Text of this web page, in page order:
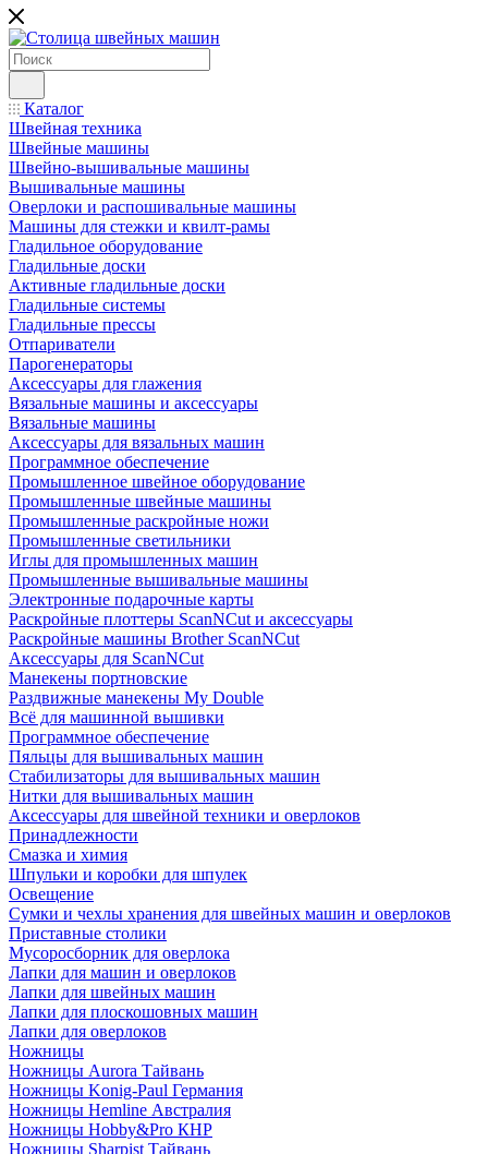
Каталог
Швейная техника
Швейные машины
Швейно-вышивальные машины
Вышивальные машины
Оверлоки и распошивальные машины
Машины для стежки и квилт-рамы
Гладильное оборудование
Гладильные доски
Активные гладильные доски
Гладильные системы
Гладильные прессы
Отпариватели
Парогенераторы
Аксессуары для глажения
Вязальные машины и аксессуары
Вязальные машины
Аксессуары для вязальных машин
Программное обеспечение
Промышленное швейное оборудование
Промышленные швейные машины
Промышленные раскройные ножи
Промышленные светильники
Иглы для промышленных машин
Промышленные вышивальные машины
Электронные подарочные карты
Раскройные плоттеры ScanNCut и аксессуары
Раскройные машины Brother ScanNCut
Аксессуары для ScanNCut
Манекены портновские
Раздвижные манекены My Double
Всё для машинной вышивки
Программное обеспечение
Пяльцы для вышивальных машин
Стабилизаторы для вышивальных машин
Нитки для вышивальных машин
Аксессуары для швейной техники и оверлоков
Принадлежности
Смазка и химия
Шпульки и коробки для шпулек
Освещение
Сумки и чехлы хранения для швейных машин и оверлоков
Приставные столики
Мусоросборник для оверлока
Лапки для машин и оверлоков
Лапки для швейных машин
Лапки для плоскошовных машин
Лапки для оверлоков
Ножницы
Ножницы Aurora Тайвань
Ножницы Konig-Paul Германия
Ножницы Hemline Австралия
Ножницы Hobby&Pro КНР
Ножницы Sharpist Тайвань